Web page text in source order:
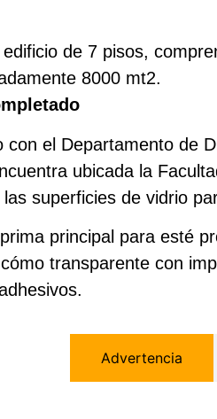
edificio de 7 pisos,
8000 mt2.
con el Departamento de
ubicada la
superficies de vidrio
principal para esté
transparente con
Advertencia